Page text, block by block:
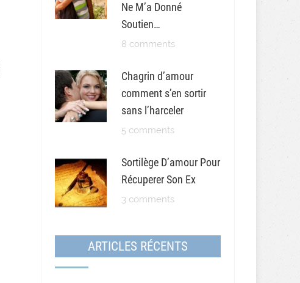
Ne M’a Donné
Soutien…
8 comments
Chagrin d’amour
comment s’en sortir
sans l’harceler
5 comments
Sortilège D’amour Pour
Récuperer Son Ex
3 comments
ARTICLES RÉCENTS